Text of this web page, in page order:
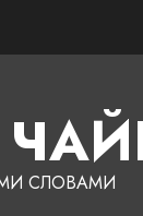
СЛОВАМИ